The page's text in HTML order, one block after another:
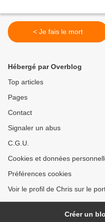
< Je fais le mort
Hébergé par Overblog
Top articles
Pages
Contact
Signaler un abus
C.G.U.
Cookies et données
Préférences cookies
Voir le profil de Chris sur le
Créer un